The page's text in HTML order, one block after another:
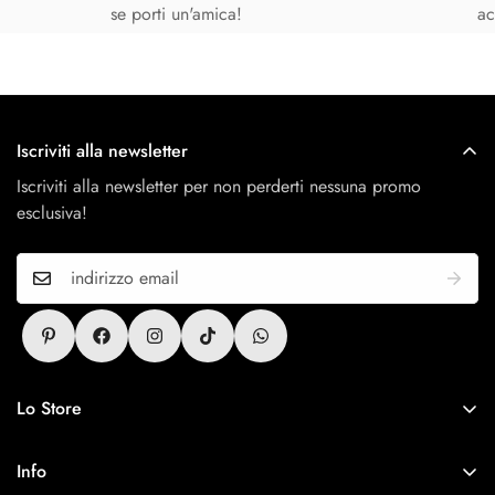
se porti un'amica!
Lo Store
Via Cerri 25, 54011 Aulla
Info
Iscriviti alla newsletter
Iscriviti alla newsletter per non perderti nessuna promo
esclusiva!